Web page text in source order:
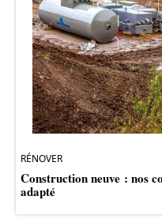
RÉNOVER
Construction neuve : nos
adapté